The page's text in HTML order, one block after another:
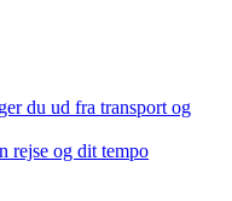
du ud fra transport og
rejse og dit tempo